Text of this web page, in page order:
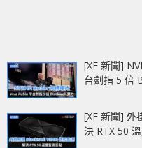
[XF 新聞]
台劍指 5 倍
[XF 新聞] 外
決 RTX 50